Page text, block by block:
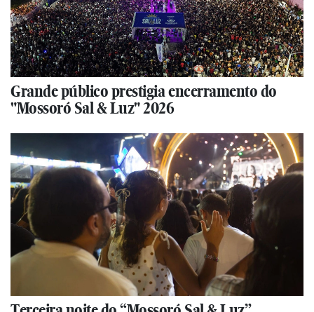
Grande público prestigia encerramento do
"Mossoró Sal & Luz" 2026